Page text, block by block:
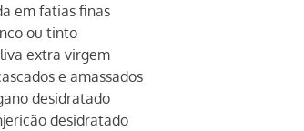
em fatias finas
ou tinto
extra virgem
e amassados
desidratado
desidratado